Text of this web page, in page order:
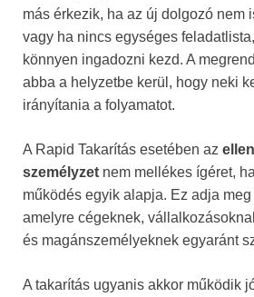
más érkezik, ha az új dolgozó nem
vagy ha nincs egységes
könnyen ingadozni kezd. A
abba a helyzetbe kerül, hogy neki
irányítania a folyamatot.
A Rapid Takarítás esetében az
személyzet nem mellékes ígéret,
működés egyik alapja. Ez adja
amelyre cégeknek,
és magánszemélyeknek egyaránt
A takarítás ugyanis akkor működik